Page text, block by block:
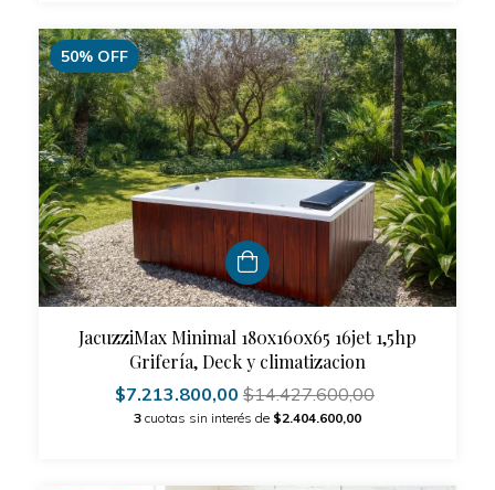
50% OFF
JacuzziMax Minimal 180x160x65 16jet 1,5hp
Grifería, Deck y climatizacion
$7.213.800,00 $14.427.600,00
3 cuotas sin interés de $2.404.600,00